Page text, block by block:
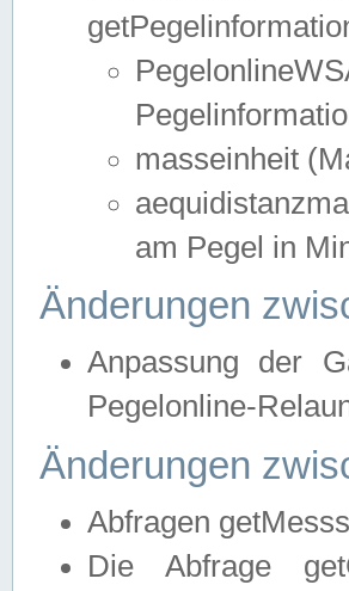
masseinheit
am Pegel in
Änderungen
Anpassung der
Pegelonline-
Änderungen
Abfragen
Die Abfrage